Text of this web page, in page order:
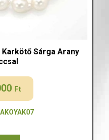
Sárga Arany
Ft